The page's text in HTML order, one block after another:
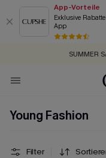
App-Vorteile
Exklusive
App
GRATIS MASSBAND
SUMMER
ZUM
Young Fashion
Filter